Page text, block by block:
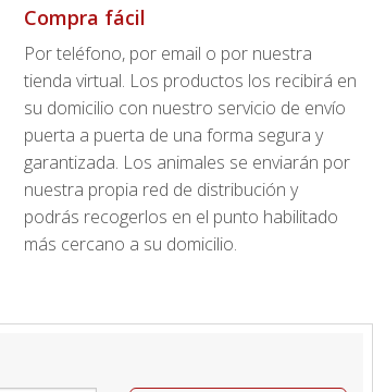
Compra fácil
Por teléfono, por email o por nuestra
tienda virtual. Los productos los recibirá en
su domicilio con nuestro servicio de envío
puerta a puerta de una forma segura y
garantizada. Los animales se enviarán por
nuestra propia red de distribución y
podrás recogerlos en el punto habilitado
más cercano a su domicilio.